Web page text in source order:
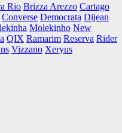
Rio Brizza Arezzo Cartago
Converse Democrata Dijean
Molekinho New
QIX Ramarim Reserva Rider
Vizzano Xeryus